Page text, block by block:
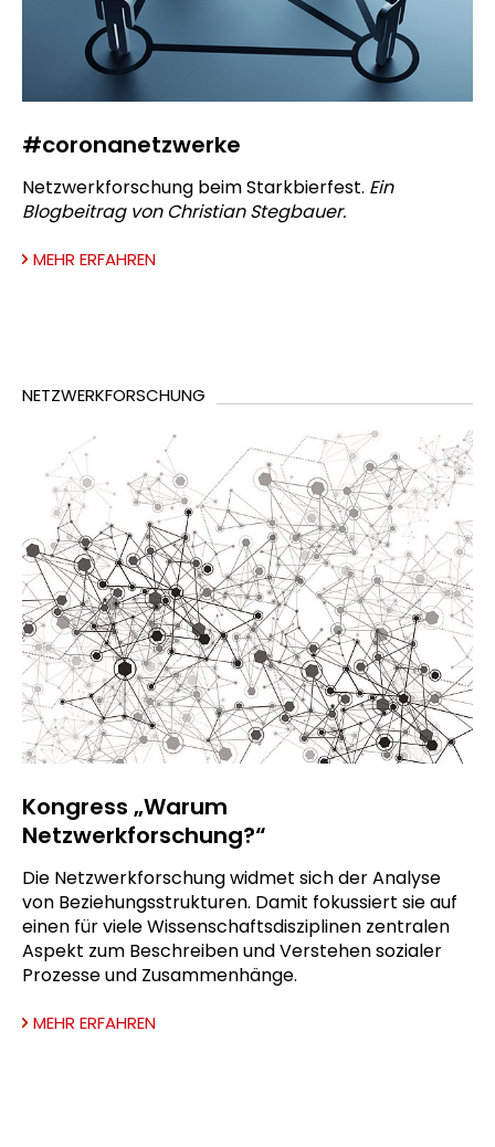
#coronanetzwerke
Netzwerkforschung beim Starkbierfest. Ein
Blogbeitrag von Christian Stegbauer.
MEHR ERFAHREN
NETZWERKFORSCHUNG
Kongress „Warum
Netzwerkforschung?“
Die Netzwerkforschung widmet sich der Analyse
von Beziehungsstrukturen. Damit fokussiert sie auf
einen für viele Wissenschaftsdisziplinen zentralen
Aspekt zum Beschreiben und Verstehen sozialer
Prozesse und Zusammenhänge.
MEHR ERFAHREN